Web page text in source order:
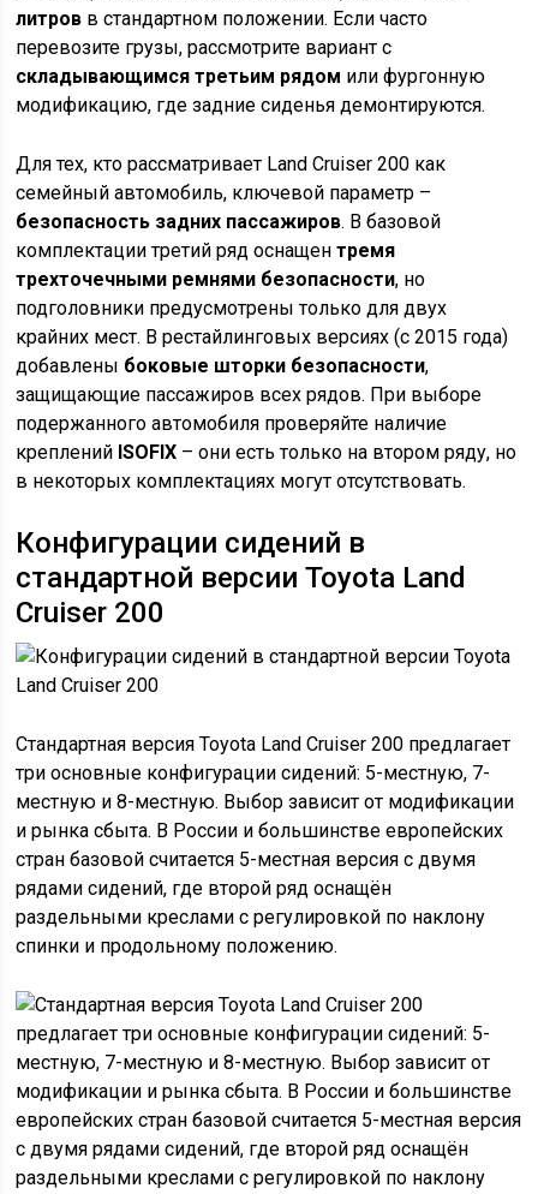
литров в стандартном положении. Если часто
перевозите грузы, рассмотрите вариант с
складывающимся третьим рядом или фургонную
модификацию, где задние сиденья демонтируются.
Для тех, кто рассматривает Land Cruiser 200 как
семейный автомобиль, ключевой параметр –
безопасность задних пассажиров. В базовой
комплектации третий ряд оснащентремя
трехточечными ремнями безопасности, но
подголовники предусмотрены только для двух
крайних мест. В рестайлинговых версиях (с 2015 года)
добавлены боковые шторки безопасности,
защищающие пассажиров всех рядов. При выборе
подержанного автомобиля проверяйте наличие
креплений ISOFIX – они есть только на втором ряду, но
в некоторых комплектациях могут отсутствовать.
Конфигурации сидений в
стандартной версии Toyota Land
Cruiser 200
Стандартная версия Toyota Land Cruiser 200 предлагает
три основные конфигурации сидений: 5-местную, 7-
местную и 8-местную. Выбор зависит от модификации
и рынка сбыта. В России и большинстве европейских
стран базовой считается 5-местная версия с двумя
рядами сидений, где второй ряд оснащён
раздельными креслами с регулировкой по наклону
спинки и продольному положению.